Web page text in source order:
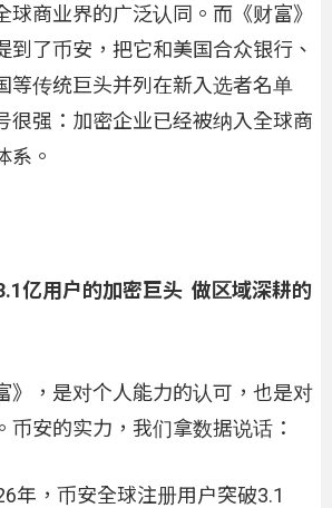
球商业界的广泛认同。而《财富》
到了币安，把它和美国合众银行、
等传统巨头并列在新入选者名单
很强：加密企业已经被纳入全球商
系。
亿用户的加密巨头 做区域深耕的
》，是对个人能力的认可，也是对
币安的实力，我们拿数据说话：
年，币安全球注册用户突破3.1